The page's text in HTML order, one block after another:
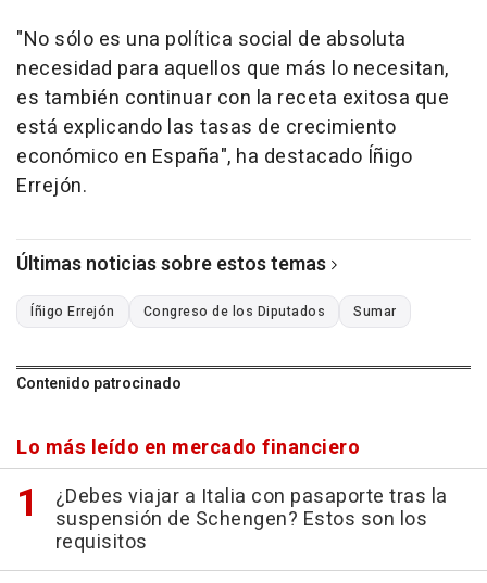
"No sólo es una política social de absoluta
necesidad para aquellos que más lo necesitan,
es también continuar con la receta exitosa que
está explicando las tasas de crecimiento
económico en España", ha destacado Íñigo
Errejón.
Últimas noticias sobre estos temas
Íñigo Errejón Congreso de los Diputados Sumar
Contenido patrocinado
Lo más leído en mercado financiero
¿Debes viajar a Italia con pasaporte tras la
suspensión de Schengen? Estos son los
requisitos